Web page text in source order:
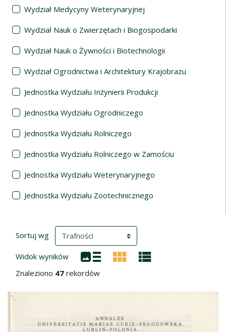
Wydział Medycyny Weterynaryjnej
Wydział Nauk o Zwierzętach i Biogospodarki
Wydział Nauk o Żywności i Biotechnologii
Wydział Ogrodnictwa i Architektury Krajobrazu
Jednostka Wydziału Inżynierii Produkcji
Jednostka Wydziału Ogrodniczego
Jednostka Wydziału Rolniczego
Jednostka Wydziału Rolniczego w Zamościu
Jednostka Wydziału Weterynaryjnego
Jednostka Wydziału Zootechnicznego
Wyniki wyszukiwania
Sortuj wg (automatyczne przeładowanie treści)
Widok wyników
Znaleziono 47 rekordów